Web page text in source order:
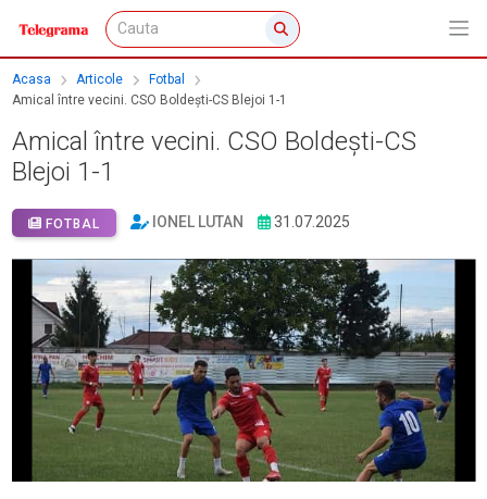
Acasa Articole
Fotbal
Amical între vecini. CSO Boldeşti-CS Blejoi 1-1
Amical între vecini. CSO Boldeşti-CS
Blejoi 1-1
FOTBAL IONEL LUTAN 31.07.2025